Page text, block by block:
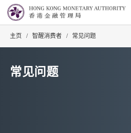
主页 / 智醒消费者 / 常见问题
常见问题